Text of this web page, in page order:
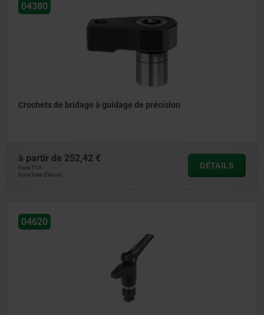
04380
Crochets de bridage à guidage de précision
à partir de 252,42 €
hors TVA
hors frais d’envoi
DÉTAILS
04620